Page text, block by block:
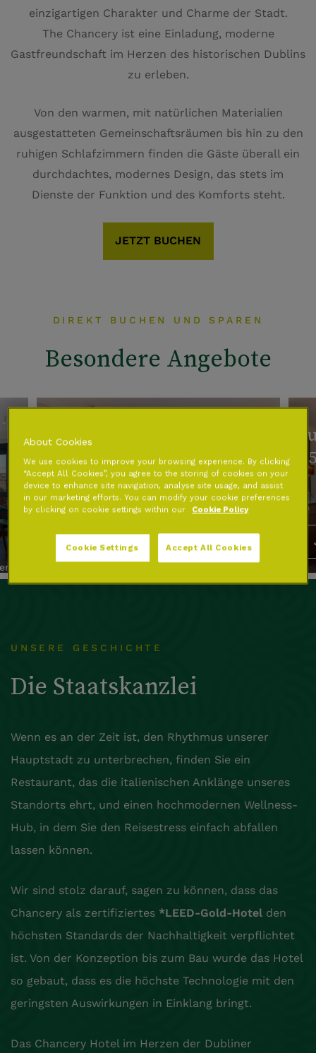
einzigartigen Charakter und Charme der Stadt.
The Chancery ist eine Einladung, moderne
Gastfreundschaft im Herzen des historischen Dublins
zu erleben.
Von den warmen, mit natürlichen Materialien
ausgestatteten Gemeinschaftsräumen bis hin zu den
ruhigen Schlafzimmern finden die Gäste überall ein
durchdachtes, modernes Design, das stets im
Dienste der Funktion und des Komforts steht.
JETZT BUCHEN
DIREKT BUCHEN UND SPAREN
Besondere Angebote
+
Sommerangebot - Direkt
buchen und 10% sparen
Mehr entdecken +
UNSERE GESCHICHTE
Die Staatskanzlei
Wenn es an der Zeit ist, den Rhythmus unserer
Hauptstadt zu unterbrechen, finden Sie ein
Restaurant, das die italienischen Anklänge unseres
Standorts ehrt, und einen hochmodernen Wellness-
Hub, in dem Sie den Reisestress einfach abfallen
lassen können.
Wir sind stolz darauf, sagen zu können, dass das
Chancery als zertifiziertes *LEED-Gold-Hotel den
höchsten Standards der Nachhaltigkeit verpflichtet
ist. Von der Konzeption bis zum Bau wurde das Hotel
so gebaut, dass es die höchste Technologie mit den
geringsten Auswirkungen in Einklang bringt.
Das Chancery Hotel im Herzen der Dubliner
About Cookies
We use cookies to improve your browsing experience. By clicking
“Accept All Cookies”, you agree to the storing of cookies on your
device to enhance site navigation, analyse site usage, and assist
in our marketing efforts. You can modify your cookie preferences
by clicking on cookie settings within our
Cookie Policy
Cookie Settings Accept All Cookies